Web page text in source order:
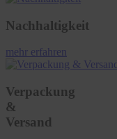
Nachhaltigkeit
mehr erfahren
Verpackung
&
Versand